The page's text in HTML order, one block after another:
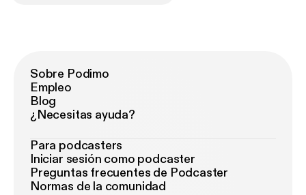
Sobre Podimo
Empleo
Blog
¿Necesitas ayuda?
Para podcasters
Iniciar sesión como podcaster
Preguntas frecuentes de Podcaster
Normas de la comunidad